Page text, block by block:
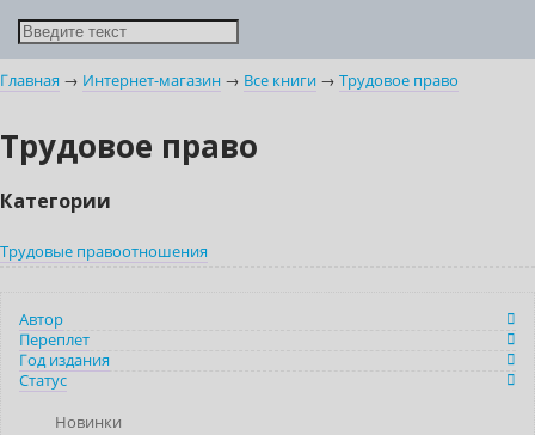
Главная → Интернет-магазин → Все книги → Трудовое право
Трудовое право
Категории
Трудовые правоотношения
Автор
Переплет
Год издания
Статус
Новинки